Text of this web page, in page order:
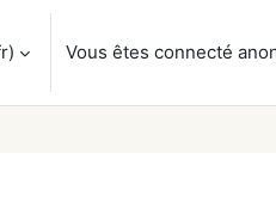
de rechercheVous êtes connecté